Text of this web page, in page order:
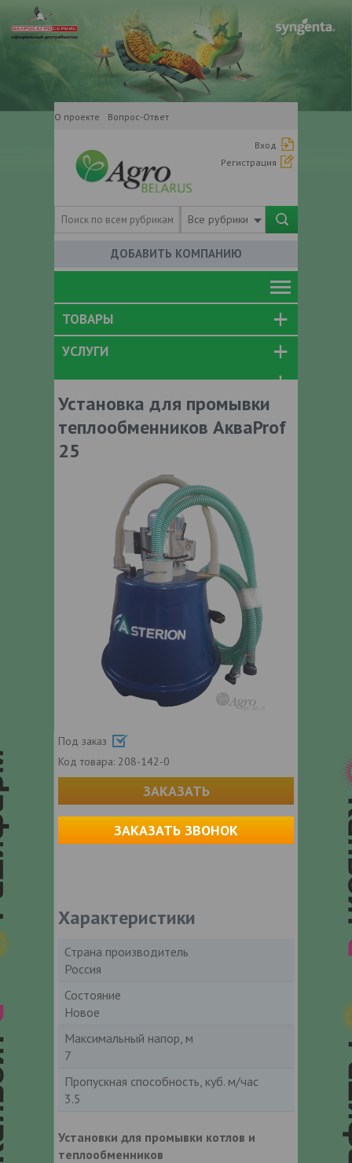
О проекте Вопрос-Ответ
Вход
Регистрация
Все рубрики
ДОБАВИТЬ КОМПАНИЮ
ТОВАРЫ
УСЛУГИ
Установка для промывки
теплообменников АкваProf
25
Под заказ
Код товара: 208-142-0
ЗАКАЗАТЬ
ЗАКАЗАТЬ ЗВОНОК
Характеристики
Страна производитель
Россия
Состояние
Новое
Максимальный напор, м
7
Пропускная способность, куб. м/час
3.5
Установки для промывки котлов и
теплообменников